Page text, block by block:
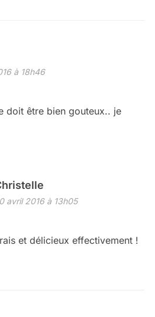
à 18h46
doit être bien gouteux.. je
avril 2016 à 13h05
et délicieux effectivement !